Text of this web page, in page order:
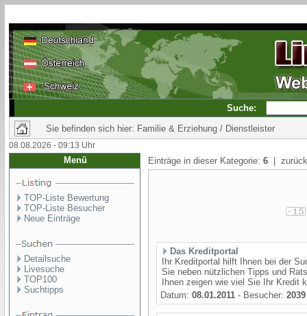
Suche:
Sie befinden sich hier: Familie & Erziehung / Dienstleister
08.08.2026 - 09:13 Uhr
Menü
TOP-Liste Bewertung
TOP-Liste Besucher
Neue Einträge
Detailsuche
Livesuche
TOP100
Suchtipps
Einträge in dieser Kategorie: 6 |
Das Kreditportal
Ihr Kreditportal hilft Ihnen bei der
Sie neben nützlichen Tipps und
Ihnen zeigen wie viel Sie Ihr Kredit
Datum: 08.01.2011 - Besucher: 2039